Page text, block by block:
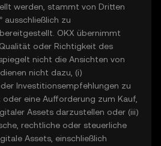
werden, stammt von Dritten
ausschließlich zu
OKX übernimmt
oder Richtigkeit des
nicht die Ansichten von
nicht dazu, (i)
Investitionsempfehlungen zu
eine Aufforderung zum Kauf,
Assets darzustellen oder (iii)
rechtliche oder steuerliche
Assets, einschließlich